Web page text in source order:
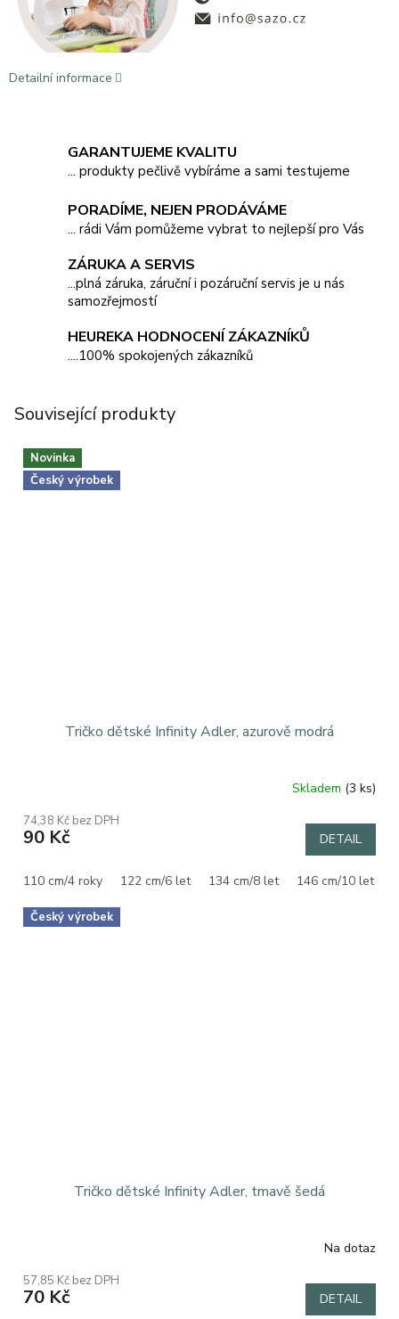
Detailní informace
GARANTUJEME KVALITU
... produkty pečlivě vybíráme a sami testujeme
PORADÍME, NEJEN PRODÁVÁME
... rádi Vám pomůžeme vybrat to nejlepší pro Vás
ZÁRUKA A SERVIS
...plná záruka, záruční i pozáruční servis je u nás
samozřejmostí
HEUREKA HODNOCENÍ ZÁKAZNÍKŮ
....100% spokojených zákazníků
Související produkty
Novinka
Český výrobek
Tričko dětské Infinity Adler, azurově modrá
Skladem (3 ks)
74,38 Kč bez DPH
90 Kč DETAIL
110 cm/4 roky 122 cm/6 let 134 cm/8 let 146 cm/10 let
Český výrobek
Tričko dětské Infinity Adler, tmavě šedá
Na dotaz
57,85 Kč bez DPH
70 Kč DETAIL